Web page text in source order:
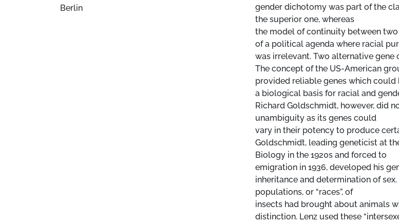
Berlin
gender dichotomy was part of the
the superior one, whereas
the model of continuity between
of a political agenda where racial
was irrelevant. Two alternative
The concept of the US-American
provided reliable genes which could
a biological basis for racial and
Richard Goldschmidt, however, did
unambiguity as its genes could
vary in their potency to produce
Goldschmidt, leading geneticist at
Biology in the 1920s and forced to
emigration in 1936, developed his
inheritance and determination of
populations, or “races”, of
insects had brought about animals
distinction. Lenz used these